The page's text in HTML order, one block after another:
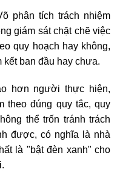
phân tích trách nhiệm
giám sát chặt chẽ việc
quy hoạch hay không,
kết ban đầu hay chưa.
hơn người thực hiện,
theo đúng quy tắc, quy
thể trốn tránh trách
được, có nghĩa là nhà
là "bật đèn xanh" cho